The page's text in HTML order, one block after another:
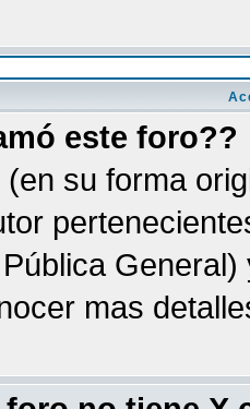
este foro??
su forma
mas